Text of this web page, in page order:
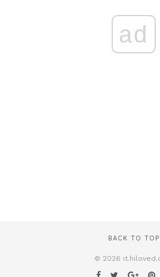
ad
BACK TO TOP
© 2026